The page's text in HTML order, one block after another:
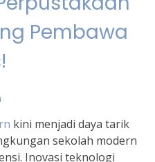
Pembawa
kini menjadi daya tarik
sekolah modern
Inovasi teknologi